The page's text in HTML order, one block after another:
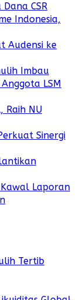
CSR
Indonesia,
Audensi ke
Imbau
LSM
Raih NU
Sinergi
Laporan
Tertib